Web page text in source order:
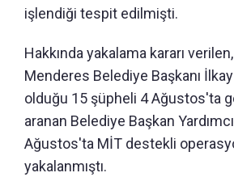
işlendiği tespit edilmişti.
Hakkında yakalama kararı
Menderes Belediye Başkanı
olduğu 15 şüpheli 4 Ağustos'ta
aranan Belediye Başkan
Ağustos'ta MİT destekli
yakalanmıştı.